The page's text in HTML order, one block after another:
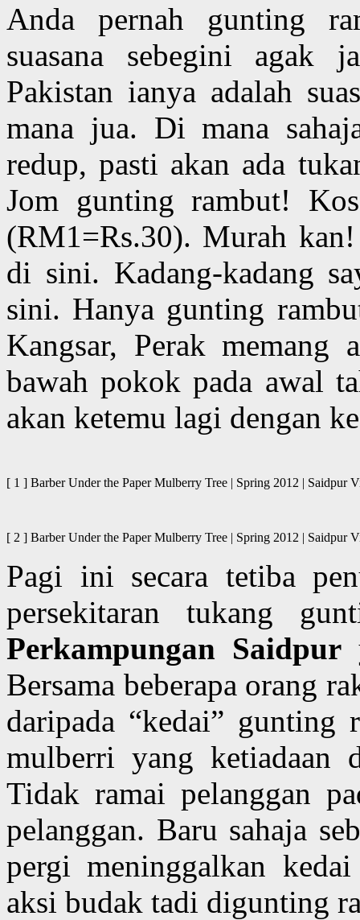
Anda pernah gunting
suasana sebegini agak
Pakistan ianya adalah
mana jua. Di mana
redup, pasti akan ada
Jom gunting rambut!
(RM1=Rs.30). Murah kan!
di sini. Kadang-kadang
sini. Hanya gunting
Kangsar, Perak memang
bawah pokok pada awal
akan ketemu lagi dengan
[ 1 ] Barber Under the Paper Mulberry Tree | Spring 2012 |
[ 2 ] Barber Under the Paper Mulberry Tree | Spring 2012 |
Pagi ini secara tetiba
persekitaran tukang
Perkampungan Saidpur
Bersama beberapa orang
daripada “kedai” gunting
mulberri yang ketiadaan
Tidak ramai pelanggan
pelanggan. Baru sahaja
pergi meninggalkan
aksi budak tadi digunting